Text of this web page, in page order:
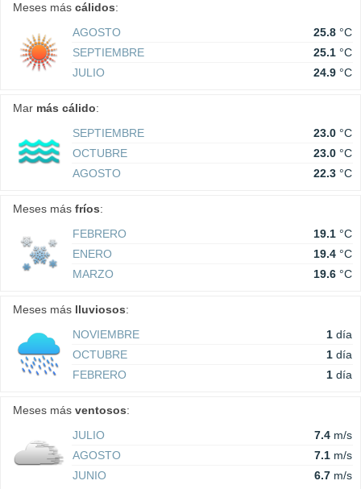
Meses más cálidos:
AGOSTO
25.8 °C
SEPTIEMBRE
25.1 °C
JULIO
24.9 °C
Mar más cálido:
SEPTIEMBRE
23.0 °C
OCTUBRE
23.0 °C
AGOSTO
22.3 °C
Meses más fríos:
FEBRERO
19.1 °C
ENERO
19.4 °C
MARZO
19.6 °C
Meses más lluviosos:
NOVIEMBRE
1 día
OCTUBRE
1 día
FEBRERO
1 día
Meses más ventosos:
JULIO
7.4 m/s
AGOSTO
7.1 m/s
JUNIO
6.7 m/s